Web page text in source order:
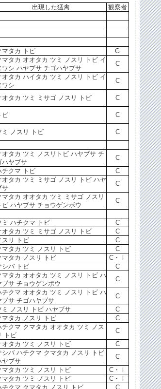
出現した猛禽
観察者
マタカ トビ
G
マタカ オオタカ ツミ ノスリ トビ イ
ワシ ハヤブサ チゴハヤブサ
C
オタカ ハイタカ ツミ ノスリ トビ イ
ワシ
C
オタカ ツミ ミサゴ ノスリ トビ C
ビ C
ミ ノスリ トビ
C
オタカ ツミ ノスリトビ ハヤブサ チ
ハヤブサ
C
チクマ トビ
C
オタカ ツミ ミサゴ ノスリ トビ ハヤ
サ
C
マタカ オオタカ ツミ ミサゴ ノスリ
ビ ハヤブサ チョウゲンボウ
C
ミ ハチクマ トビ
C
オタカ ツミ ミサゴ ノスリ トビ
C
スリ トビ
C
マタカ ツミ ノスリ トビ
C
マタカ ノスリ トビ
C・Ｉ
シバ トビ
C
マタカ オオタカ ツミ ノスリ トビ ハ
ブサ チョウゲンボウ
C
チクマ オオタカ ツミ ノスリ トビ ハ
ブサ チゴハヤブサ
C
ミ ノスリ トビ ハヤブサ
C
マタカ ノスリ トビ
C
チクマ クマタカ オオタカ ツミ ノス
トビ
C
オタカ ツミ ノスリ トビ
C
シバ ハチクマ クマタカ ノスリ トビ
ヤブサ
C
マタカ ツミ ノスリ トビ
C・Ｉ
マタカ ツミ ノスリ トビ
C・Ｉ
チクマ クマタカ ノスリ トビ C